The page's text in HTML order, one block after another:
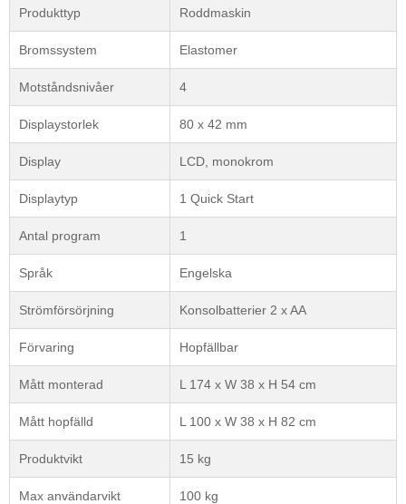
Produkttyp Roddmaskin
Bromssystem Elastomer
Motståndsnivåer 4
Displaystorlek 80 x 42 mm
Display LCD, monokrom
Displaytyp 1 Quick Start
Antal program 1
Språk Engelska
Strömförsörjning Konsolbatterier 2 x AA
Förvaring Hopfällbar
Mått monterad L 174 x W 38 x H 54 cm
Mått hopfälld L 100 x W 38 x H 82 cm
Produktvikt 15 kg
Max användarvikt 100 kg